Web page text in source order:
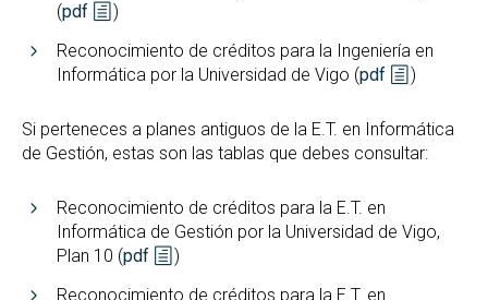
(pdf
)
Reconocimiento de créditos para la Ingeniería en
Informática por la Universidad de Vigo (pdf )
Si perteneces a planes antiguos de la E.T. en Informática
de Gestión, estas son las tablas que debes consultar:
Reconocimiento de créditos para la E.T. en
Informática de Gestión por la Universidad de Vigo,
Plan 10 (pdf
)
Reconocimiento de créditos para la E.T. en